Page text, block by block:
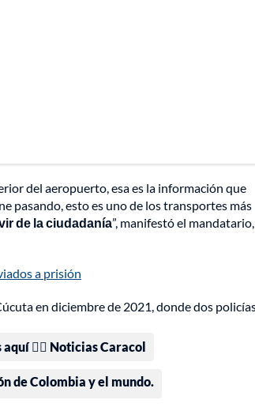
del aeropuerto, esa es la información que
pasando, esto es uno de los transportes más
de la ciudadanía”, manifestó el mandatario,
a prisión
en diciembre de 2021, donde dos
👉🏻 Noticias Caracol
de Colombia y el mundo.